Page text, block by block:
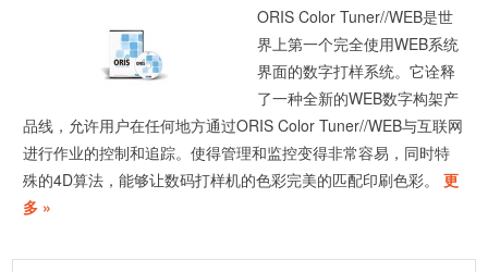
ORIS Color Tuner//WEB是世
界上第一个完全使用WEB系统
界面的数字打样系统。它诠释
了一种全新的WEB数字构架产
品线，允许用户在任何地方通过ORIS Color Tuner//WEB与互联网
进行作业的控制和追踪。使得管理和监控变得非常容易，同时特
殊的4D算法，能够让数码打样机的色彩完美的匹配印刷色彩。
更
多 »